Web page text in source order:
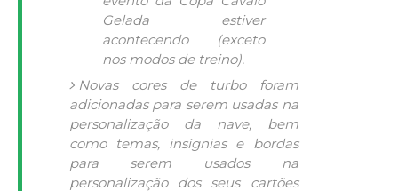
Gelada estiver
acontecendo (exceto
nos modos de treino).
Novas cores de turbo foram
adicionadas para serem usadas na
personalização da nave, bem
como temas, insígnias e bordas
para serem usados na
personalização dos seus cartões